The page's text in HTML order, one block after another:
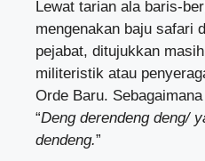
Lewat tarian ala baris-
mengenakan baju safari
pejabat, ditujukkan
militeristik atau
Orde Baru.
“Deng derendeng deng/
dendeng.”